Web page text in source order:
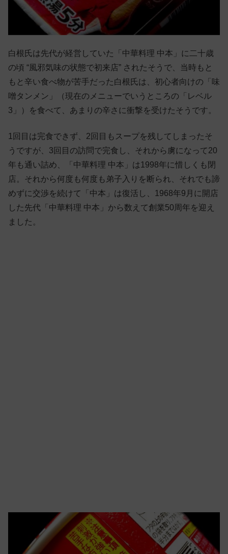
白根氏は先代が経営していた「中華料理 中本」に二十歳
の頃 “風邪気味の状態で初来店” されたそうで、当時もと
もと辛い食べ物が苦手だった白根氏は、初心者向けの「味
噌タンメン」（現在のメニューでいうところの「レベル
3」）を食べて、あまりの辛さに衝撃を受けたそうです。
1回目は完食できず、2回目もスープを残してしまったそ
うですが、3回目の訪問で完食し、それから虜になって20
年も通い詰め、「中華料理 中本」は1998年に惜しくも閉
店。それから何度も何度も弟子入りを断られ、それでも諦
めずに交渉を続けて「中本」は復活し、1968年9月に開店
した先代「中華料理 中本」から数えて創業50周年を迎え
ました。